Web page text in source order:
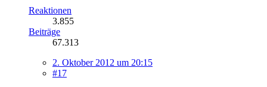
Reaktionen
3.855
Beiträge
67.313
2. Oktober 2012 um 20:15
#17